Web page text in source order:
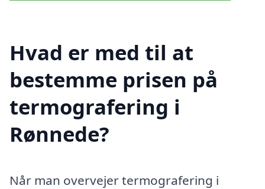
Hvad er med til at
bestemme prisen på
termografering i
Rønnede?
Når man overvejer termografering i